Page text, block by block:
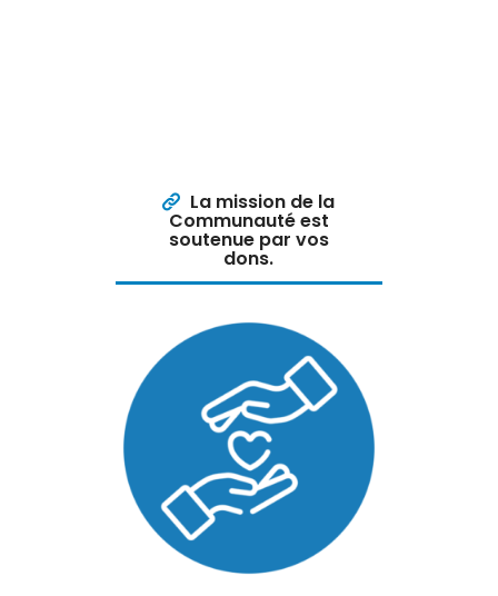
La mission de la
Communauté est
soutenue par vos
dons.